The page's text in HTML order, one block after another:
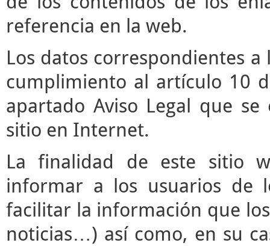
referencia en la web.
Los datos correspondientes
cumplimiento al artículo 10
apartado Aviso Legal que
sitio en Internet.
La finalidad de este sitio
informar a los usuarios de
facilitar la información que
noticias…) así como, en su